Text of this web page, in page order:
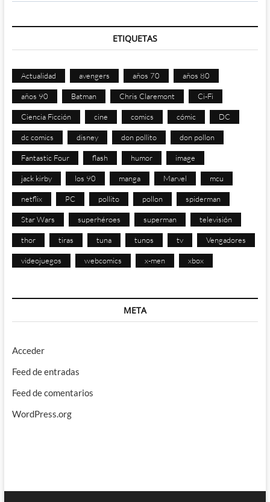
ETIQUETAS
Actualidad avengers años 70 años 80
años 90 Batman Chris Claremont Ci-Fi
Ciencia Ficción cine comics cómic DC
dc comics disney don pollito don pollon
Fantastic Four flash humor image
jack kirby los 90 manga Marvel mcu
netflix PC pollito pollon spiderman
Star Wars superhéroes superman televisión
thor tiras tuna tunos tv Vengadores
videojuegos webcomics x-men xbox
META
Acceder
Feed de entradas
Feed de comentarios
WordPress.org